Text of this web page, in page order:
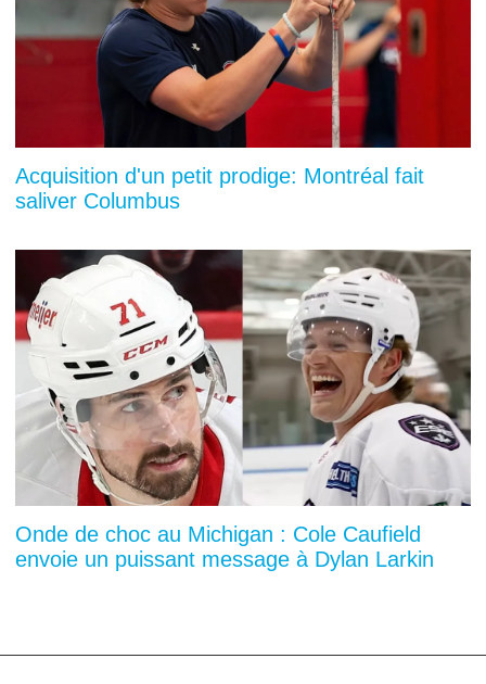
Acquisition d'un petit prodige: Montréal fait
saliver Columbus
Onde de choc au Michigan : Cole Caufield
envoie un puissant message à Dylan Larkin